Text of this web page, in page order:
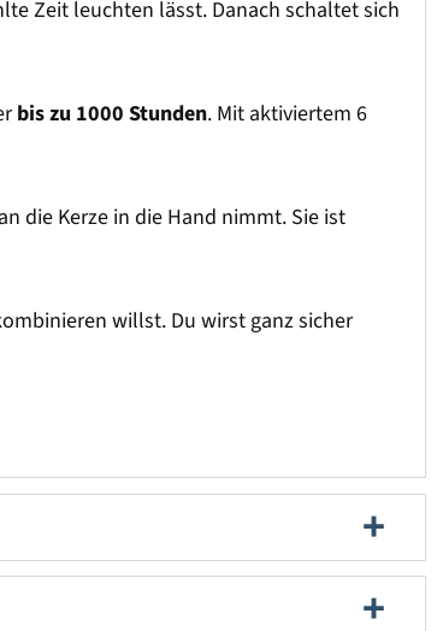
Zeit leuchten lässt. Danach schaltet sich
bis zu 1000 Stunden. Mit aktiviertem 6
die Kerze in die Hand nimmt. Sie ist
willst. Du wirst ganz sicher